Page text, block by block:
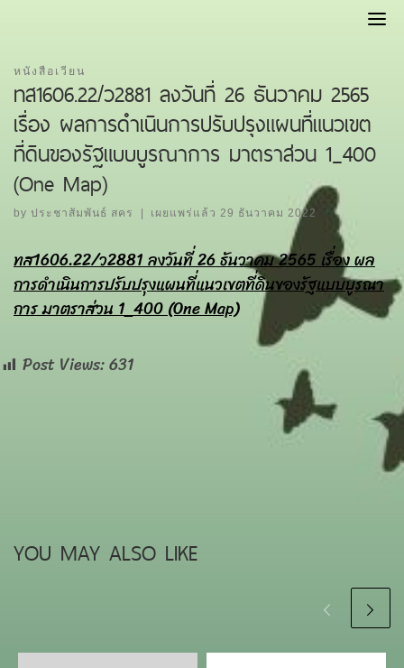
หนังสือเวียน
ทส1606.22/ว2881 ลงวันที่ 26 ธันวาคม 2565
เรื่อง ผลการดำเนินการปรับปรุงแผนที่แนวเขต
ที่ดินของรัฐแบบบูรณาการ มาตราส่วน 1_400
(One Map)
by ประชาสัมพันธ์ สคร เผยแพร่แล้ว29 ธันวาคม 2022
ทส1606.22/ว2881 ลงวันที่ 26 ธันวาคม 2565 เรื่อง ผล
การดำเนินการปรับปรุงแผนที่แนวเขตที่ดินของรัฐแบบบูรณา
การ มาตราส่วน 1_400 (One Map)
Post Views:631
YOU MAY ALSO LIKE